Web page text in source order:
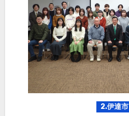
2.伊達市